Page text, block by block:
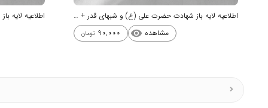
اطلاعیه لایه باز شهادت حضرت علی (ع) و شبهای قدر + استوری شبکه های اجتم
مشاهده visibility
90,000 تومان